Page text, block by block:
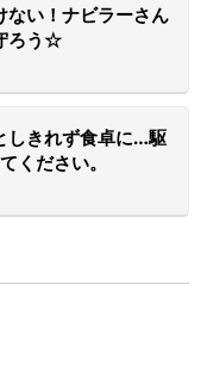
ない！ナビラーさん
ろう☆
しきれず食卓に…駆
ください。